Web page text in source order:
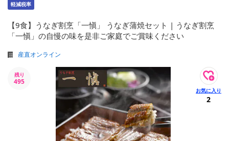
軽減税率
【9食】うなぎ割烹「一愼」 うなぎ蒲焼セット | うなぎ割烹
「一愼」の自慢の味を是非ご家庭でご賞味ください
産直オンライン
残り
495
2